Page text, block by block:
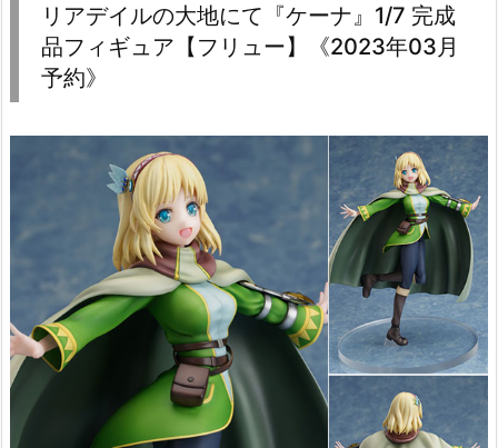
リアデイルの大地にて『ケーナ』1/7 完成
品フィギュア【フリュー】《2023年03月
予約》